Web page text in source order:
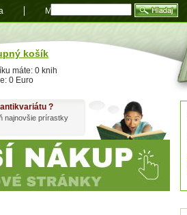
?
najnovšie prírastky
košík
máte: 0 knih
0 Euro
Mapa